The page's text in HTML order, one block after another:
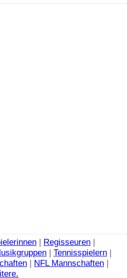
| Regisseuren |
| Tennisspielern |
| NFL Mannschaften |